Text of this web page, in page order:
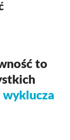
to
wyklucza